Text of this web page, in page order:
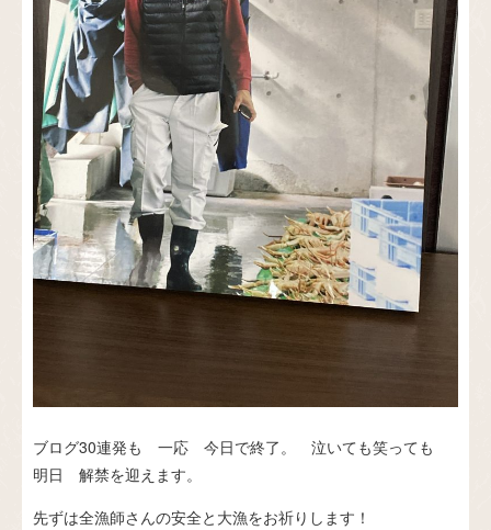
ブログ30連発も 一応 今日で終了。 泣いても笑っても
明日 解禁を迎えます。
先ずは全漁師さんの安全と大漁をお祈りします！